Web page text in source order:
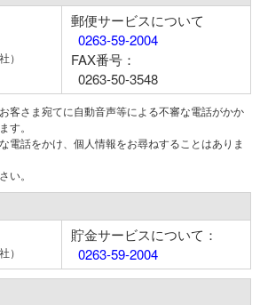
）
郵便サービスについて
0263-59-2004
FAX番号：
0263-50-3548
客さま宛てに自動音声等による不審な電話がかか
す。
電話をかけ、個人情報をお尋ねすることはありま
い。
）
貯金サービスについて：
0263-59-2004